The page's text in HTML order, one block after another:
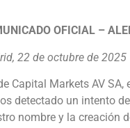
OFICIAL –
22 de octubre de 2025
Capital Markets AV
detectado un intento
nombre y la creación